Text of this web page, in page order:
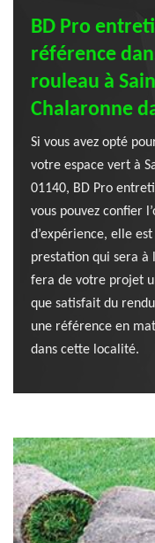
BD Pro
référence
rouleau à
Chalaronne
Si vous avez opté
votre espace vert à
01140, BD Pro
vous pouvez confier
d’expérience, elle
prestation qui sera à
fera de votre projet
que satisfait du
une référence en
dans cette localité.